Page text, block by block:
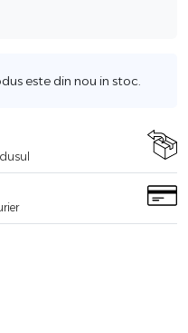
este din nou in stoc.